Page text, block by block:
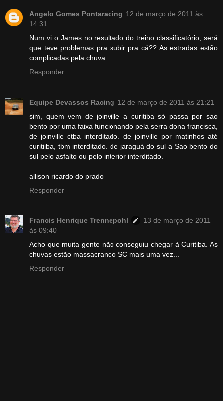
Angelo Gomes Pontaracing 12 de março de 2011 às
14:31
Num vi o James no resultado do treino classificatório, será
que teve problemas pra subir pra cá?? As estradas estão
complicadas pela chuva.
Responder
Equipe Devassos Racing 12 de março de 2011 às 21:21
sim, quem vem de joinville a curitiba só passa por sao
bento por uma faixa funcionando pela serra dona francisca,
de joinville ctba interditado. de joinville por matinhos até
curitiiba, tbm interditado. de jaraguá do sul a Sao bento do
sul pelo asfalto ou pelo interior interditado.
allison ricardo do prado
Responder
Francis Henrique Trennepohl
13 de março de 2011
às 09:40
Acho que muita gente não conseguiu chegar à Curitiba. As
chuvas estão massacrando SC mais uma vez...
Responder